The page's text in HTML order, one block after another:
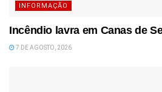
INFORMAÇÃO
Incêndio lavra em Canas de
7 DE AGOSTO, 2026